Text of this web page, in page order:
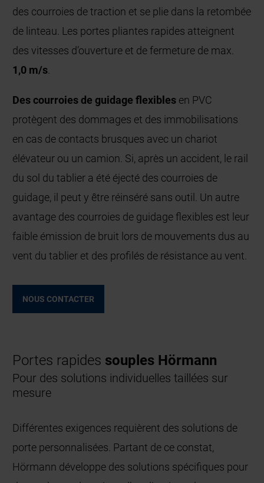
des courroies de traction et se plie dans la retombée
de linteau. Les portes pliantes rapides atteignent
des vitesses d’ouverture et de fermeture de max.
1,0 m/s
Des courroies de guidage flexibles en PVC
protègent des dommages et des immobilisations
en cas de contacts brusques avec un chariot
élévateur ou un camion. Si, après un accident, le rail
du sol du tablier a été éjecté des courroies de
guidage, il peut y être réinséré sans outil. Un autre
avantage des courroies de guidage flexibles est leur
faible émission de bruit lors de mouvements dus au
vent du tablier et des profilés de résistance au vent.
NOUS CONTACTER
Portes rapides souples Hörmann
Pour des solutions individuelles taillées sur
mesure
Différentes exigences requièrent des solutions de
porte personnalisées. Partant de ce constat,
Hörmann développe des solutions spécifiques pour